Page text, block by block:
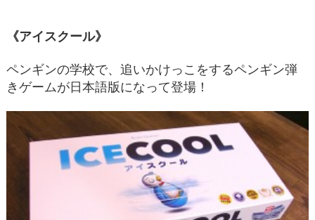
《アイスクール》
ペンギンの学校で、追いかけっこをするペンギン弾
きゲームが日本語版になって登場！